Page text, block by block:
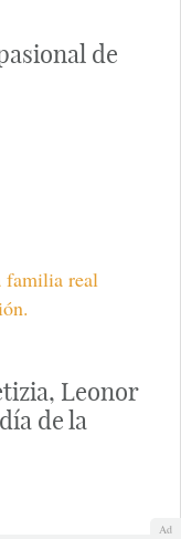
de
familia real
Leonor
de la
Ad